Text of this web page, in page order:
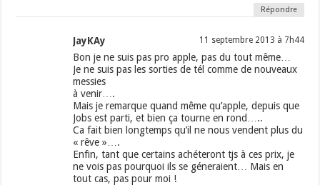
Répondre
JayKAy 11 septembre 2013 à 7h44
Bon je ne suis pas pro apple, pas du tout même…
Je ne suis pas les sorties de tél comme de nouveaux
messies
à venir….
Mais je remarque quand même qu’apple, depuis que
Jobs est parti, et bien ça tourne en rond…..
Ca fait bien longtemps qu’il ne nous vendent plus du
« rêve »….
Enfin, tant que certains achéteront tjs à ces prix, je
ne vois pas pourquoi ils se géneraient… Mais en
tout cas, pas pour moi !